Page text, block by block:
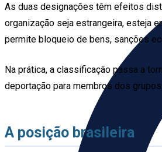
As duas designações têm efeitos
organização seja estrangeira, esteja
permite bloqueio de bens, sanções
Na prática, a classificação passa a
deportação para membros dos grupos.
A posição brasileira